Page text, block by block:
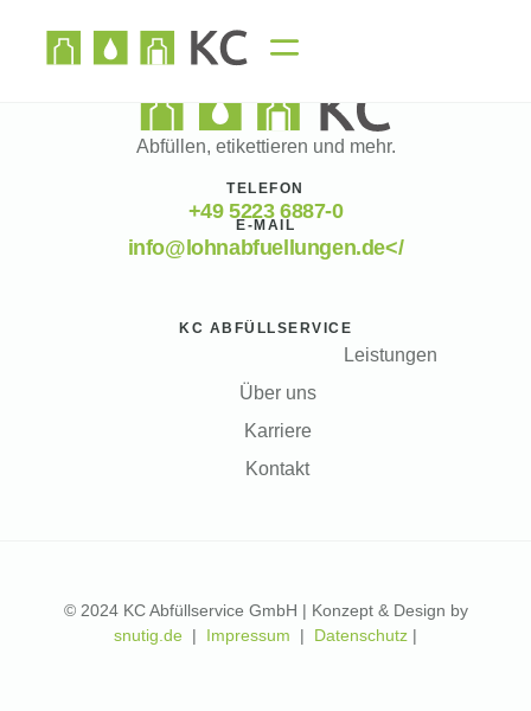
Abfüllen, etikettieren und mehr.
TELEFON
+49 5223 6887-0
E-MAIL
info@lohnabfuellungen.de</
KC ABFÜLLSERVICE
Leistungen
Über uns
Karriere
Kontakt
© 2024 KC Abfüllservice GmbH | Konzept & Design by
snutig.de | Impressum | Datenschutz |